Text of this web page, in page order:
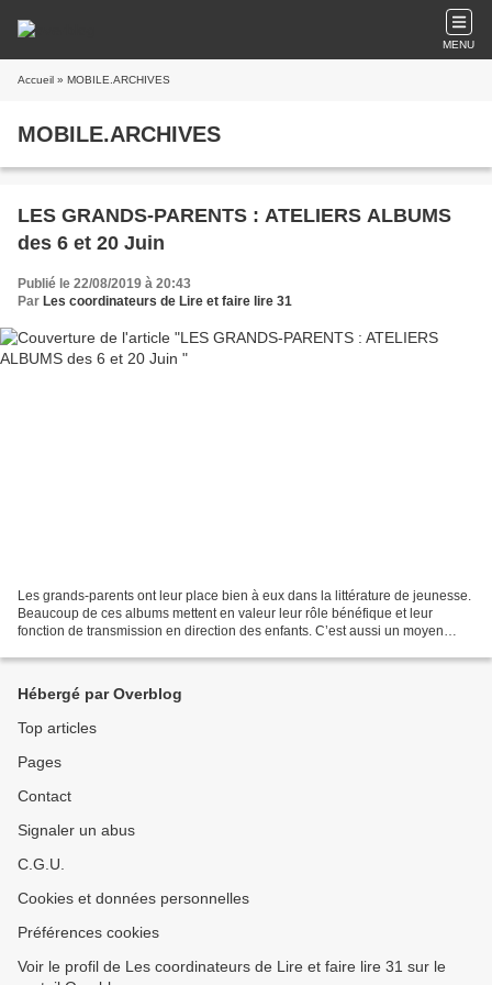
MENU
Accueil » MOBILE.ARCHIVES
MOBILE.ARCHIVES
LES GRANDS-PARENTS : ATELIERS ALBUMS
des 6 et 20 Juin
Publié le 22/08/2019 à 20:43
Par Les coordinateurs de Lire et faire lire 31
Les grands-parents ont leur place bien à eux dans la littérature de jeunesse.
Beaucoup de ces albums mettent en valeur leur rôle bénéfique et leur
fonction de transmission en direction des enfants. C’est aussi un moyen
Hébergé par Overblog
Top articles
Pages
Contact
Signaler un abus
C.G.U.
Cookies et données personnelles
Préférences cookies
Voir le profil de Les coordinateurs de Lire et faire lire 31 sur le